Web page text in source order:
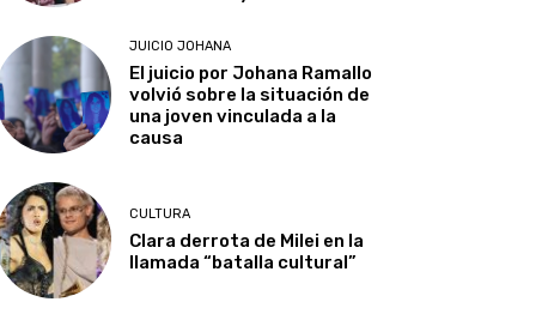
JUICIO JOHANA
El juicio por Johana Ramallo
volvió sobre la situación de
una joven vinculada a la
causa
CULTURA
Clara derrota de Milei en la
llamada “batalla cultural”